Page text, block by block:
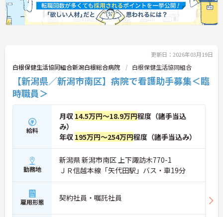
更新日：2026年03月19日
白根保健生活協同組合新潟白根総合病院 白根保健生活協同組合
【新潟県／新潟市南区】病院で看護助手募集＜臨
時職員＞
給料
月収 14.5万円～18.9万円程度（諸手当込
み）
年収 195万円～254万円程度（諸手当込み）
勤務地
新潟県 新潟市南区 上下諏訪木770-1
ＪＲ信越本線「矢代田駅」バス・車19分
雇用形態 契約社員・嘱託社員